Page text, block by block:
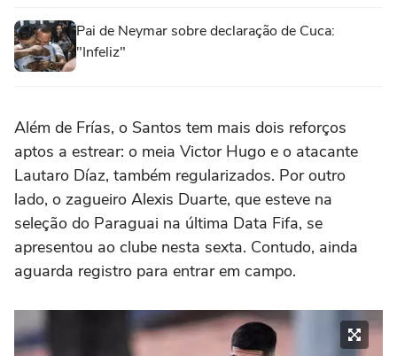
Pai de Neymar sobre declaração de Cuca:
"Infeliz"
Além de Frías, o Santos tem mais dois reforços
aptos a estrear: o meia Victor Hugo e o atacante
Lautaro Díaz, também regularizados. Por outro
lado, o zagueiro Alexis Duarte, que esteve na
seleção do Paraguai na última Data Fifa, se
apresentou ao clube nesta sexta. Contudo, ainda
aguarda registro para entrar em campo.